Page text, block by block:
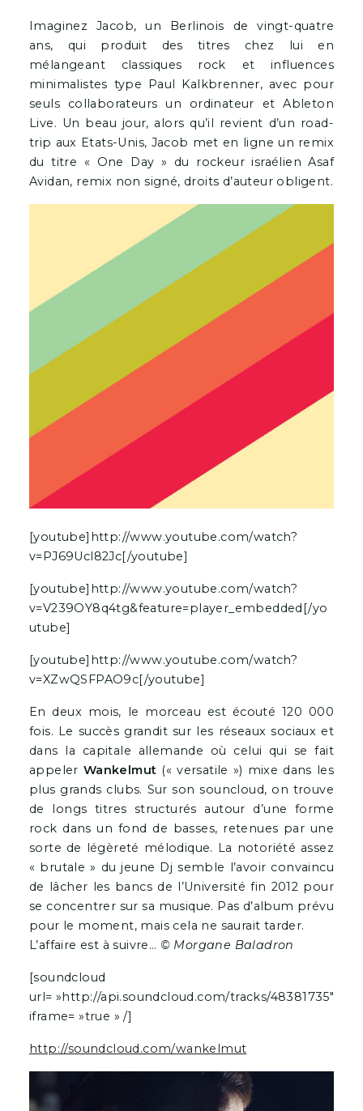
[youtube]http://www.youtube.com/watch?
v=PJ69Ucl82Jc[/youtube]
[youtube]http://www.youtube.com/watch?
v=V239OY8q4tg&feature=player_embedded[/yo
[youtube]http://www.youtube.com/watch?
v=XZwQSFPAO9c[/youtube]
En deux mois, le morceau est écouté 120 000
fois. Le succès grandit sur les réseaux sociaux et
dans la capitale allemande où celui qui se fait
appeler
(« versatile ») mixe dans les
plus grands clubs. Sur son souncloud, on trouve
rock dans un fond de basses, retenues par une
sorte de légèreté mélodique. La notoriété assez
de lâcher les bancs de l’Université fin 2012 pour
se concentrer sur sa musique. Pas d’album prévu
pour le moment, mais cela ne saurait tarder.
L’affaire est à suivre… © Morgane Baladron
[soundcloud
url= »http://api.soundcloud.com/tracks/48381735″
iframe= »true » /]
http://soundcloud.com/wankelmut